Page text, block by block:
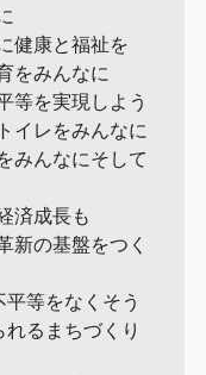
健康と福祉を
をみんなに
等を実現しよう
イレをみんなに
みんなにそして
済成長も
新の基盤をつく
等をなくそう
るまちづくり